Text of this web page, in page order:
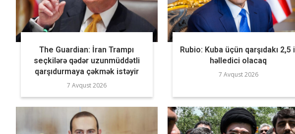
The Guardian: İran Trampı
seçkilərə qədər uzunmüddətli
qarşıdurmaya çəkmək istəyir
7 Avqust 2026
Rubio: Kuba üçün qarşıdakı 2,5 il
həlledici olacaq
7 Avqust 2026